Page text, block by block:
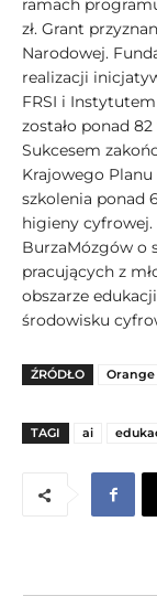
ramach
zł. Grant
Narodowej.
realizacji
FRSI i
zostało ponad
Sukcesem
Krajowego
szkolenia ponad
higieny cyfrowej.
BurzaMózgów o
pracujących z
obszarze
środowisku
ŹRÓDŁO Orange
TAGI ai